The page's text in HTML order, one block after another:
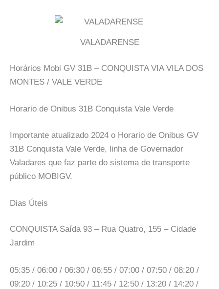
VALADARENSE
Horários Mobi GV 31B – CONQUISTA VIA VILA DOS
MONTES / VALE VERDE
Horario de Onibus 31B Conquista Vale Verde
Importante atualizado 2024 o Horario de Onibus GV
31B Conquista Vale Verde, linha de Governador
Valadares que faz parte do sistema de transporte
público MOBIGV.
Dias Úteis
CONQUISTA Saída 93 – Rua Quatro, 155 – Cidade
Jardim
05:35 / 06:00 / 06:30 / 06:55 / 07:00 / 07:50 / 08:20 /
09:20 / 10:25 / 10:50 / 11:45 / 12:50 / 13:20 / 14:20 /